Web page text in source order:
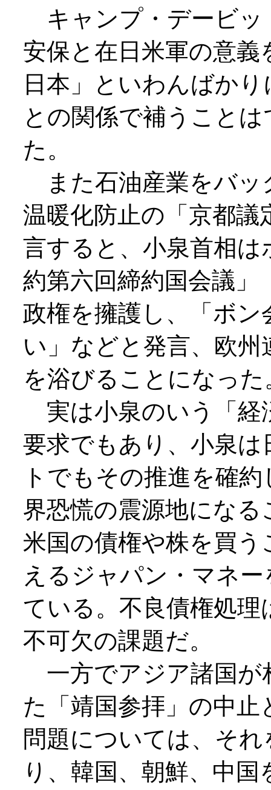
キャンプ・デービッ
安保と在日米軍の意
日本」といわんばか
との関係で補うこと
た。
また石油産業をバッ
温暖化防止の「京都議
言すると、小泉首相
約第六回締約国会議」
政権を擁護し、「ボ
い」などと発言、欧
を浴びることになった
実は小泉のいう「経
要求でもあり、小泉
トでもその推進を確
界恐慌の震源地にな
米国の債権や株を買
えるジャパン・マネ
ている。不良債権処
不可欠の課題だ。
一方でアジア諸国が
た「靖国参拝」の中
問題については、そ
り、韓国、朝鮮、中